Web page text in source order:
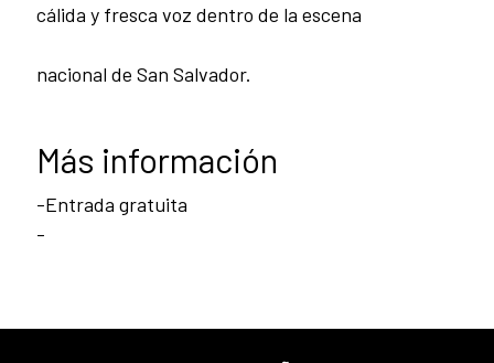
cálida y fresca voz dentro de la escena
nacional de San Salvador.
Más información
-Entrada gratuita
-